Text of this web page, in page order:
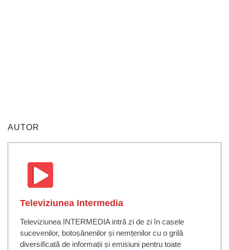
AUTOR
Televiziunea Intermedia
Televiziunea INTERMEDIA intră zi de zi în casele
sucevenilor, botoșănenilor și nemțenilor cu o grilă
diversificată de informații și emisiuni pentru toate